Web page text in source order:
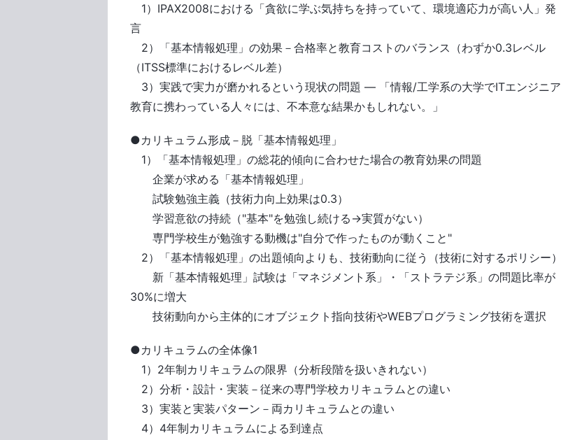
1）IPAX2008における「貪欲に学ぶ気持ちを持っていて、環境適応力が高い人」発
言
2）「基本情報処理」の効果－合格率と教育コストのバランス（わずか0.3レベル
（ITSS標準におけるレベル差）
3）実践で実力が磨かれるという現状の問題 ― 「情報/工学系の大学でITエンジニア
教育に携わっている人々には、不本意な結果かもしれない。」
●カリキュラム形成－脱「基本情報処理」
1）「基本情報処理」の総花的傾向に合わせた場合の教育効果の問題
企業が求める「基本情報処理」
試験勉強主義（技術力向上効果は0.3）
学習意欲の持続（"基本"を勉強し続ける→実質がない）
専門学校生が勉強する動機は"自分で作ったものが動くこと"
2）「基本情報処理」の出題傾向よりも、技術動向に従う（技術に対するポリシー）
新「基本情報処理」試験は「マネジメント系」・「ストラテジ系」の問題比率が
30%に増大
技術動向から主体的にオブジェクト指向技術やWEBプログラミング技術を選択
●カリキュラムの全体像1
1）2年制カリキュラムの限界（分析段階を扱いきれない）
2）分析・設計・実装－従来の専門学校カリキュラムとの違い
3）実装と実装パターン－両カリキュラムとの違い
4）4年制カリキュラムによる到達点